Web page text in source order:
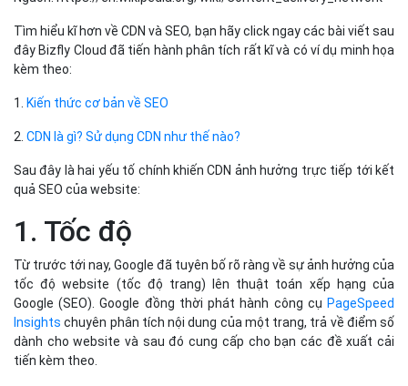
Tìm hiểu kĩ hơn về CDN và SEO, bạn hãy click ngay các bài viết sau
đây Bizfly Cloud đã tiến hành phân tích rất kĩ và có ví dụ minh họa
kèm theo:
1. Kiến thức cơ bản về SEO
2. CDN là gì? Sử dụng CDN như thế nào?
Sau đây là hai yếu tố chính khiến CDN ảnh hưởng trực tiếp tới kết
quả SEO của website:
1. Tốc độ
Từ trước tới nay, Google đã tuyên bố rõ ràng về sự ảnh hưởng của
tốc độ website (tốc độ trang) lên thuật toán xếp hạng của
Google (SEO). Google đồng thời phát hành công cụ PageSpeed
Insights chuyên phân tích nội dung của một trang, trả về điểm số
dành cho website và sau đó cung cấp cho bạn các đề xuất cải
tiến kèm theo.